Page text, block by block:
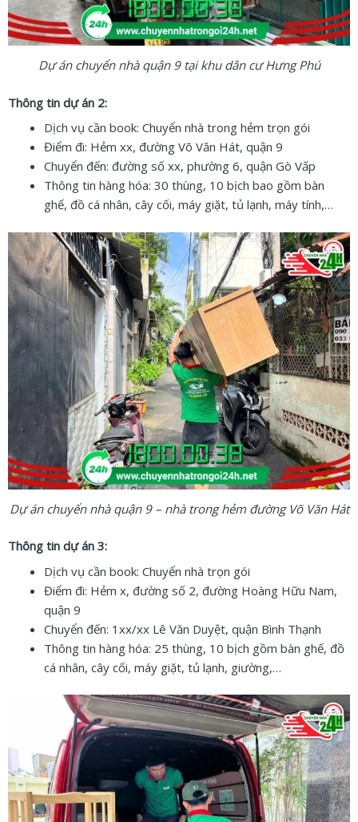
Dự án chuyển nhà quận 9 tại khu dân cư Hưng Phú
Thông tin dự án 2:
Dịch vụ cần book: Chuyển nhà trong hẻm trọn gói
Điểm đi: Hẻm xx, đường Võ Văn Hát, quận 9
Chuyển đến: đường số xx, phường 6, quận Gò Vấp
Thông tin hàng hóa: 30 thùng, 10 bịch bao gồm bàn
ghế, đồ cá nhân, cây cối, máy giặt, tủ lạnh, máy tính,…
Dự án chuyển nhà quận 9 – nhà trong hẻm đường Võ Văn Hát
Thông tin dự án 3:
Dịch vụ cần book: Chuyển nhà trọn gói
Điểm đi: Hẻm x, đường số 2, đường Hoàng Hữu Nam,
quận 9
Chuyển đến: 1xx/xx Lê Văn Duyệt, quận Bình Thạnh
Thông tin hàng hóa: 25 thùng, 10 bịch gồm bàn ghế, đồ
cá nhân, cây cối, máy giặt, tủ lạnh, giường,…